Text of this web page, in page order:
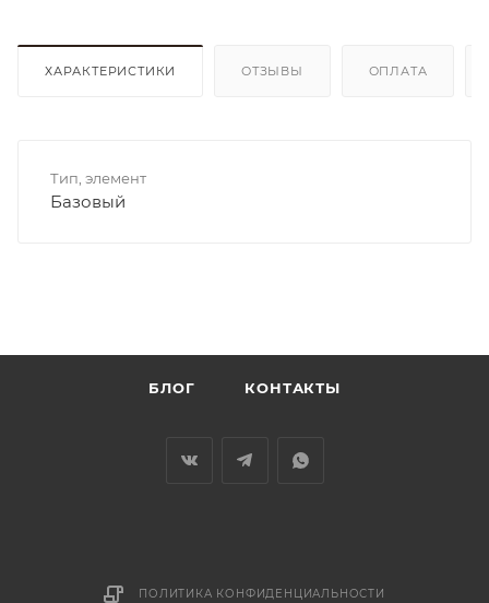
ХАРАКТЕРИСТИКИ ОТЗЫВЫ ОПЛАТА
Тип, элемент
Базовый
БЛОГ КОНТАКТЫ
ПОЛИТИКА КОНФИДЕНЦИАЛЬНОСТИ